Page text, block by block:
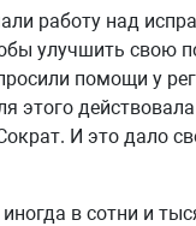
работу над
улучшить свою
помощи у
этого
И это дало
в сотни и